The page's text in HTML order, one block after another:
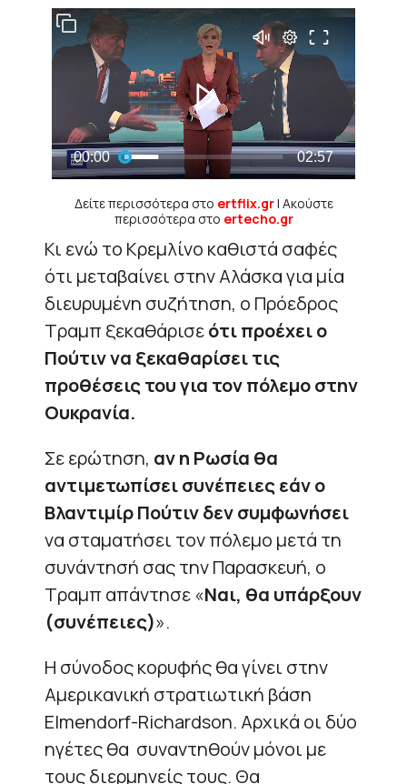
Δείτε περισσότερα στο ertflix.gr| Ακούστε
περισσότερα στο ertecho.gr
Κι ενώ το Κρεμλίνο καθιστά σαφές
ότι μεταβαίνει στην Αλάσκα για μία
διευρυμένη συζήτηση, ο Πρόεδρος
Τραμπ ξεκαθάρισεότι προέχει ο
Πούτιν να ξεκαθαρίσει τις
προθέσεις του για τον πόλεμο στην
Ουκρανία.
Σε ερώτηση, αν η Ρωσία θα
αντιμετωπίσει συνέπειες εάν ο
Βλαντιμίρ Πούτιν δεν συμφωνήσει
να σταματήσει τον πόλεμο μετά τη
συνάντησή σας την Παρασκευή, ο
Τραμπ απάντησε «Ναι, θα υπάρξουν
(συνέπειες)».
Η σύνοδος κορυφής θα γίνει στην
Αμερικανική στρατιωτική βάση
Elmendorf-Richardson. Αρχικά οι δύο
ηγέτες θα συναντηθούν μόνοι με
τους διερμηνείς τους. Θα